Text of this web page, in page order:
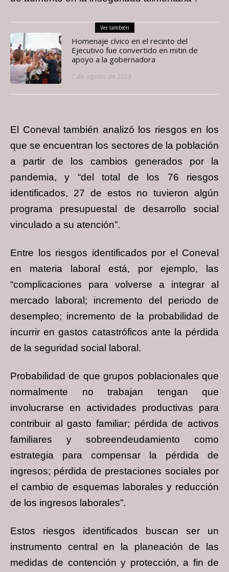
Ver también
Homenaje cívico en el recinto del
Ejecutivo fue convertido en mitin de
apoyo a la gobernadora
7 de agosto de 2023
El Coneval también analizó los riesgos en los
que se encuentran los sectores de la población
a partir de los cambios generados por la
pandemia, y “del total de los 76 riesgos
identificados, 27 de estos no tuvieron algún
programa presupuestal de desarrollo social
vinculado a su atención”.
Entre los riesgos identificados por el Coneval
en materia laboral está, por ejemplo, las
“complicaciones para volverse a integrar al
mercado laboral; incremento del periodo de
desempleo; incremento de la probabilidad de
incurrir en gastos catastróficos ante la pérdida
de la seguridad social laboral.
Probabilidad de que grupos poblacionales que
normalmente no trabajan tengan que
involucrarse en actividades productivas para
contribuir al gasto familiar; pérdida de activos
familiares y sobreendeudamiento como
estrategia para compensar la pérdida de
ingresos; pérdida de prestaciones sociales por
el cambio de esquemas laborales y reducción
de los ingresos laborales”.
Estos riesgos identificados buscan ser un
instrumento central en la planeación de las
medidas de contención y protección, a fin de